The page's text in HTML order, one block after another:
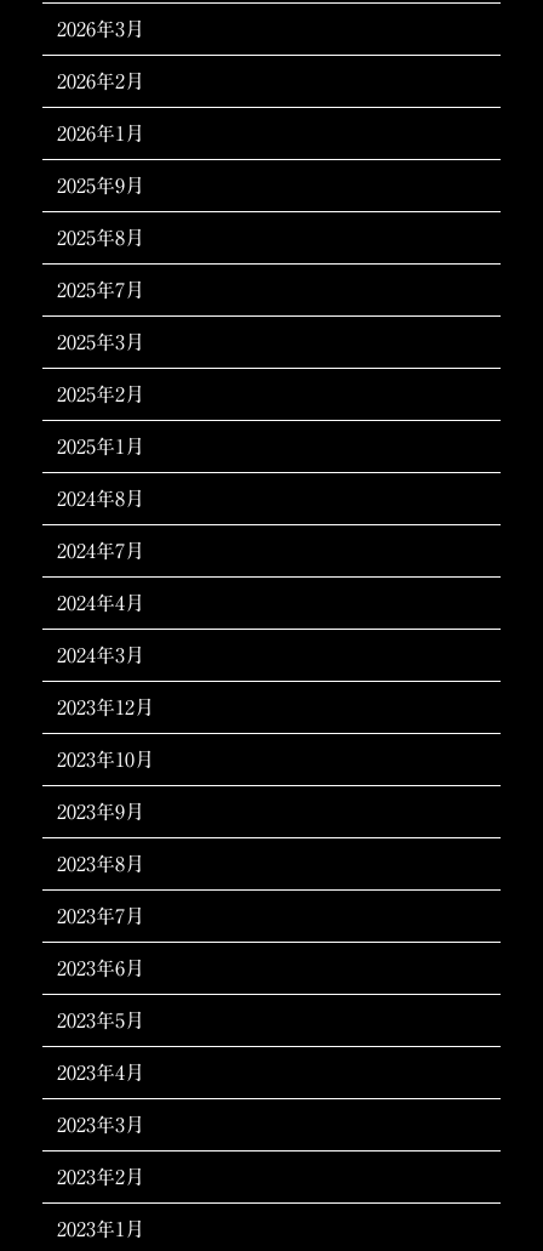
2026年3月
2026年2月
2026年1月
2025年9月
2025年8月
2025年7月
2025年3月
2025年2月
2025年1月
2024年8月
2024年7月
2024年4月
2024年3月
2023年12月
2023年10月
2023年9月
2023年8月
2023年7月
2023年6月
2023年5月
2023年4月
2023年3月
2023年2月
2023年1月